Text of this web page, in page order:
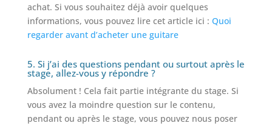
achat. Si vous souhaitez déjà avoir quelques
informations, vous pouvez lire cet article ici : Quoi
regarder avant d’acheter une guitare
5. Si j’ai des questions pendant ou surtout après le
stage, allez-vous y répondre ?
Absolument ! Cela fait partie intégrante du stage. Si
vous avez la moindre question sur le contenu,
pendant ou après le stage, vous pouvez nous poser